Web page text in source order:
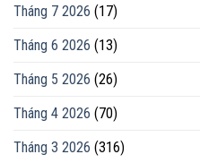
Tháng 7 2026 (17)
Tháng 6 2026 (13)
Tháng 5 2026 (26)
Tháng 4 2026 (70)
Tháng 3 2026 (316)